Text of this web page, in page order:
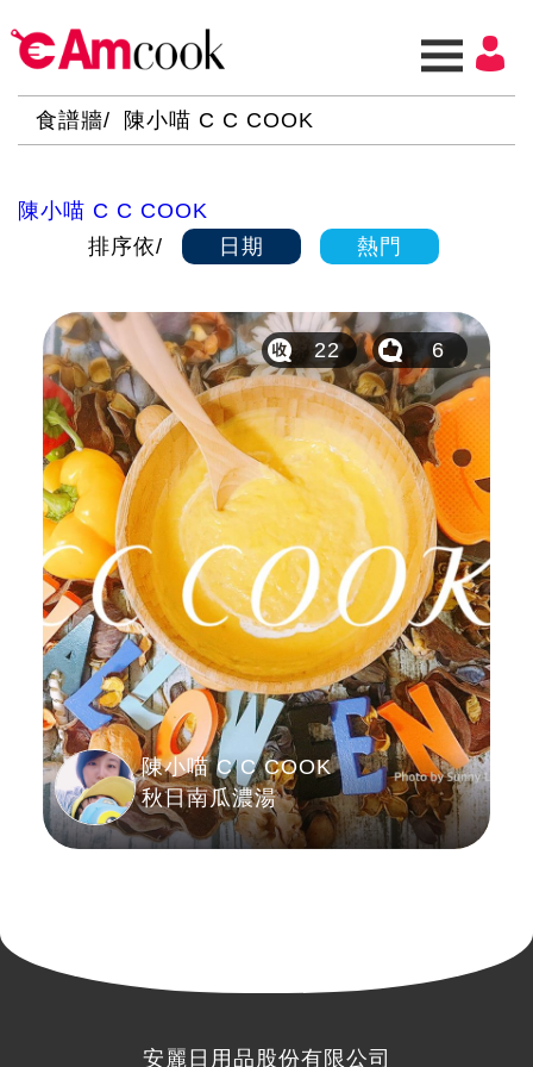
食譜牆 陳小喵 C C COOK
陳小喵 C C COOK
排序依
日期 熱門
陳小喵 C C COOK
秋日南瓜濃湯
22 6
安麗日用品股份有限公司